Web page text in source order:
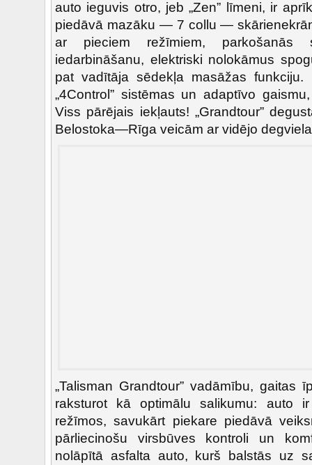
auto ieguvis otro, jeb „Zen” līmeni, ir
piedāvā mazāku — 7 collu —
ar pieciem režīmiem, parkošanās
iedarbināšanu, elektriski nolokāmus
pat vadītāja sēdekļa masāžas funkciju.
„4Control” sistēmas un adaptīvo
Viss pārējais iekļauts! „Grandtour”
Belostoka—Rīga veicām ar vidējo
„Talisman Grandtour” vadāmību, gaitas
raksturot kā optimālu salikumu: auto
režīmos, savukārt piekare piedāvā
pārliecinošu virsbūves kontroli un
nolāpītā asfalta auto, kurš balstās uz